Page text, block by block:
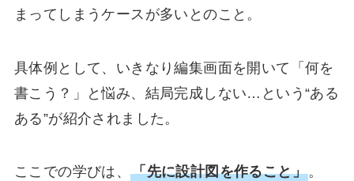
まってしまうケースが多いとのこと。
具体例として、いきなり編集画面を開いて「何を
書こう？」と悩み、結局完成しない…という“ある
ある”が紹介されました。
ここでの学びは、「先に設計図を作ること」。